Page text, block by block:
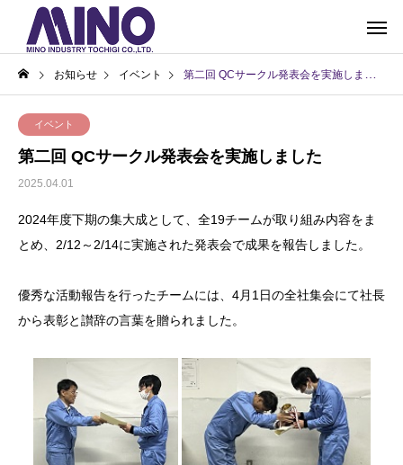
お知らせ イベント 第二回 QCサークル発表会を実施しました
イベント
第二回 QCサークル発表会を実施しました
2025.04.01
2024年度下期の集大成として、全19チームが取り組み内容をま
とめ、2/12～2/14に実施された発表会で成果を報告しました。
優秀な活動報告を行ったチームには、4月1日の全社集会にて社長
から表彰と讃辞の言葉を贈られました。